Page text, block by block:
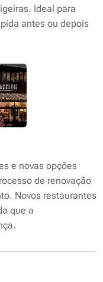
Ideal para
antes ou depois
e novas opções
de renovação
Novos restaurantes
que a